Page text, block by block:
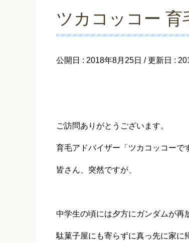
ツカコッコー 育
公開日 : 2018年8月25日 / 更新日 :
ご訪問ありがとうございます。
育毛アドバイザー「 ツカコッコーで
皆さん、突然ですが、
中学生の頃には夕方にガンダムが再
駄菓子屋にも寄らずに真っ先に家に